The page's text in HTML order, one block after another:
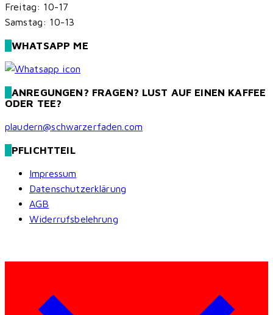
Freitag: 10-17
Samstag: 10-13
WHATSAPP ME
ANREGUNGEN? FRAGEN? LUST AUF EINEN KAFFEE
ODER TEE?
plaudern@schwarzerfaden.com
PFLICHTTEIL
Impressum
Datenschutzerklärung
AGB
Widerrufsbelehrung